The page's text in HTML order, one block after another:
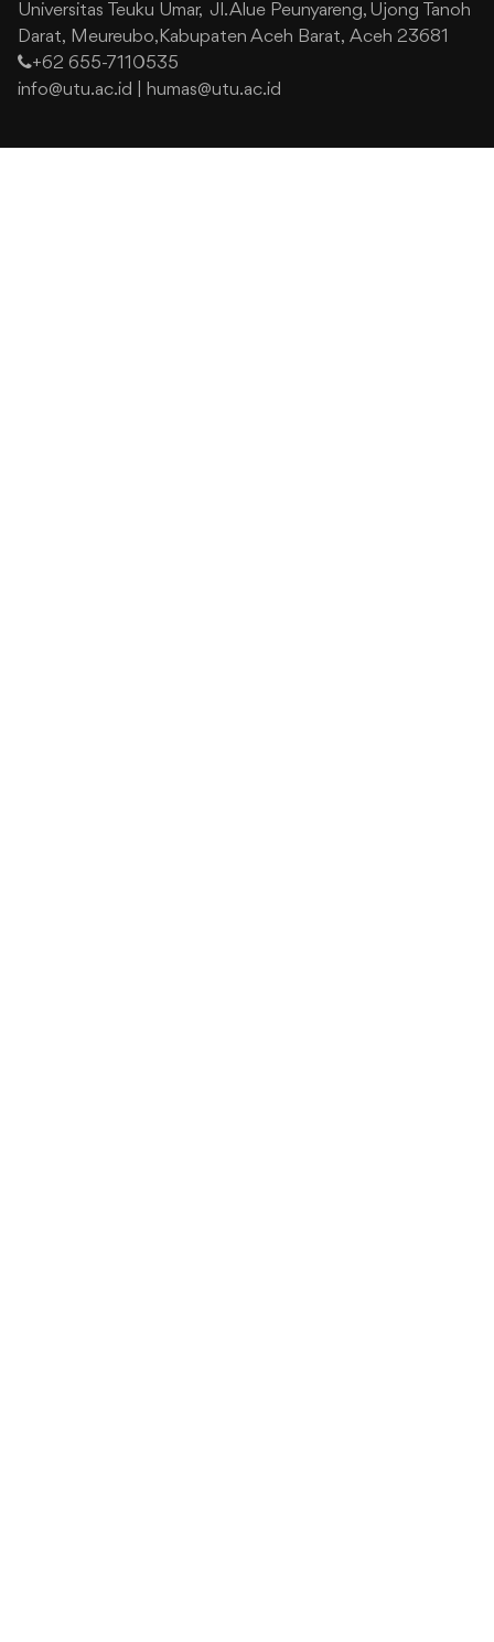
Universitas Teuku Umar, Jl. Alue Peunyareng, Ujong Tanoh
Darat, Meureubo,Kabupaten Aceh Barat, Aceh 23681
+62 655-7110535
info@utu.ac.id
humas@utu.ac.id